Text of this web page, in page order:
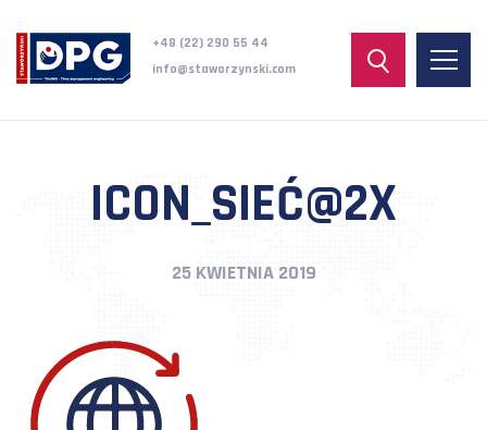
+48 (22) 290 55 44
info@staworzynski.com
ICON_SIEĆ@2X
25 KWIETNIA 2019